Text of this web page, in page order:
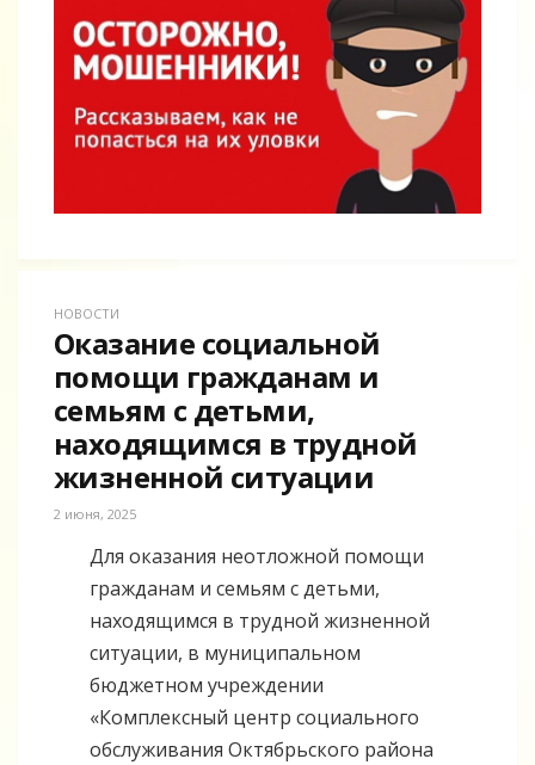
НОВОСТИ
Оказание социальной
помощи гражданам и
семьям с детьми,
находящимся в трудной
жизненной ситуации
2 июня, 2025
Для оказания неотложной помощи
гражданам и семьям с детьми,
находящимся в трудной жизненной
ситуации, в муниципальном
бюджетном учреждении
«Комплексный центр социального
обслуживания Октябрьского района